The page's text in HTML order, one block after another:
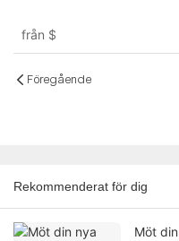
från $
Föregående
Rekommenderat för dig
Möt